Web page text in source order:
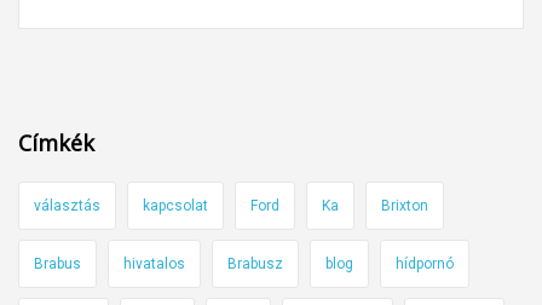
a
r
a
Címkék
választás kapcsolat Ford Ka Brixton
Brabus hivatalos Brabusz blog hídpornó